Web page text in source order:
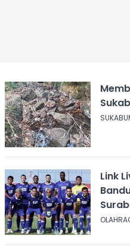
Link
2026,